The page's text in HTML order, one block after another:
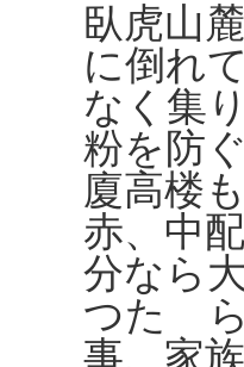
臥虎山
に倒れ
なく集
粉を防
廈高楼
赤、中
分なら
つたゞ
事、家